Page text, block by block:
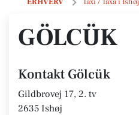
GÖLCÜK
Kontakt Gölcük
Gildbrovej 17, 2. tv
2635 Ishøj